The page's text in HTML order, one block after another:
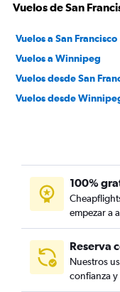
Vuelos de San
Vuelos a San Francisco
Vuelos a Winnipeg
Vuelos desde San
Vuelos desde
100%
empezar a
Reserva
Nuestros
confianza